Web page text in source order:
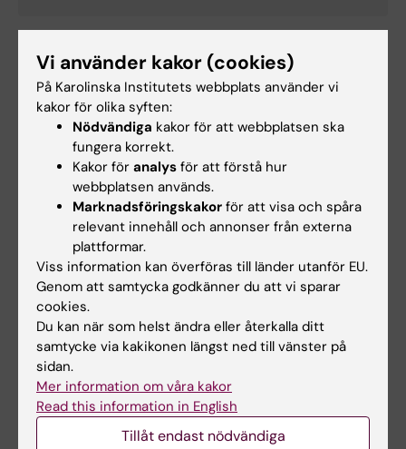
Humanprover
Forskningsdokumentation och
forskningsdata
Tillgängliggöra forskningen
Documents
Riktlinjer för forskning (PDF, 282.2 KB)
Länk
Vi använder kakor (cookies)
På Karolinska Institutets webbplats använder vi
kakor för olika syften:
Nödvändiga kakor för att webbplatsen ska
fungera korrekt.
Kakor för analys för att förstå hur
webbplatsen används.
Marknadsföringskakor för att visa och spåra
relevant innehåll och annonser från externa
plattformar.
Viss information kan överföras till länder utanför EU.
Genom att samtycka godkänner du att vi sparar
cookies.
Du kan när som helst ändra eller återkalla ditt
samtycke via kakikonen längst ned till vänster på
sidan.
Mer information om våra kakor
Read this information in English
Tillåt endast nödvändiga